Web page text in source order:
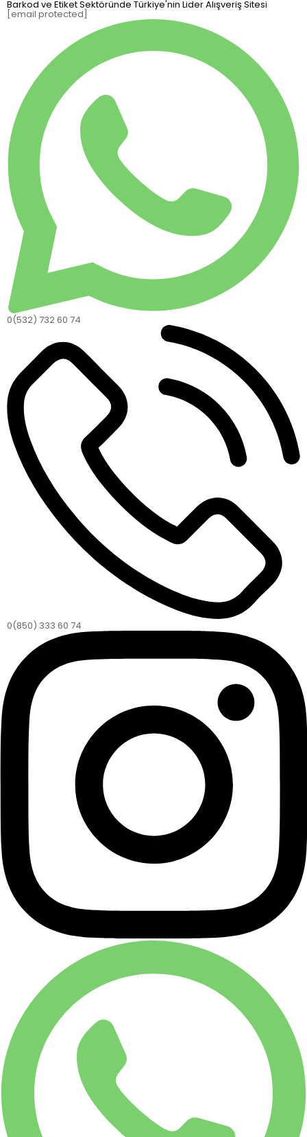
Barkod ve Etiket Sektöründe Türkiye'nin Lider Alışveriş Sitesi
[email protected]
0(532) 732 60 74
0(850) 333 60 74